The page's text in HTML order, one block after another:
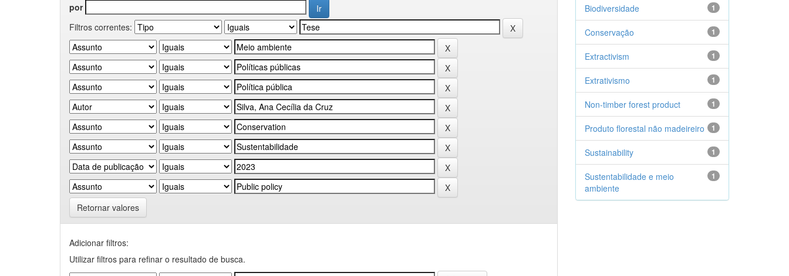
por
Filtros correntes:
Retornar valores
Adicionar filtros:
Utilizar filtros para refinar o resultado de busca.
1
Biodiversidade
1
Conservação
1
Extractivism
1
Extrativismo
1
Non-timber forest product
1
Produto florestal não madeireiro
1
Sustainability
1
Sustentabilidade e meio
ambiente